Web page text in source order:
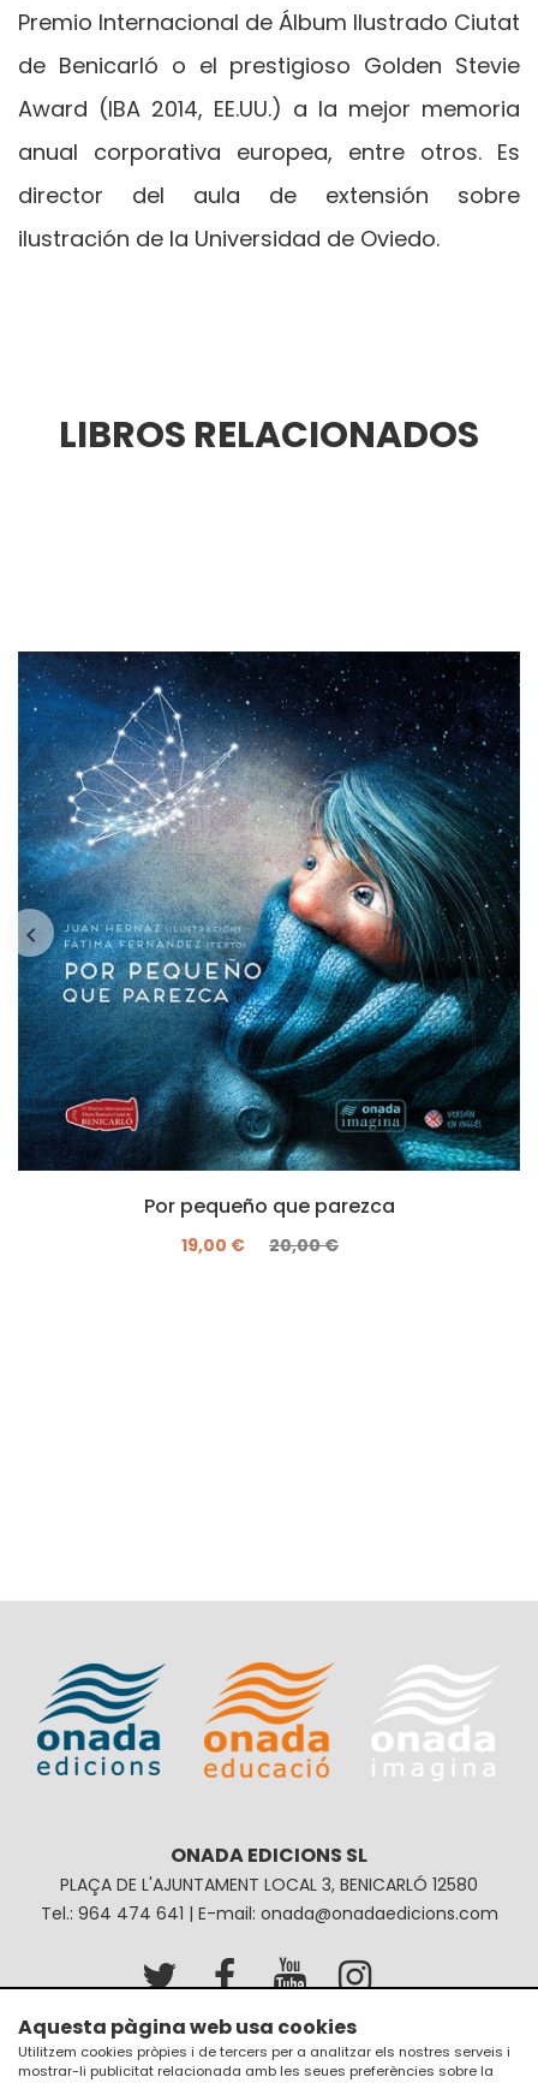
Premio Internacional de Álbum Ilustrado Ciutat
de Benicarló o el prestigioso Golden Stevie
Award (IBA 2014, EE.UU.) a la mejor memoria
anual corporativa europea, entre otros. Es
director del aula de extensión sobre
ilustración de la Universidad de Oviedo.
LIBROS RELACIONADOS
Por pequeño que parezca
19,00 € 20,00 €
ONADA EDICIONS SL
PLAÇA DE L'AJUNTAMENT LOCAL 3, BENICARLÓ 12580
Tel.: 964 474 641 | E-mail: onada@onadaedicions.com
Avís legal
Política de privacitat
Aquesta pàgina web usa cookies
Utilitzem cookies pròpies i de tercers per a analitzar els nostres serveis i
mostrar-li publicitat relacionada amb les seues preferències sobre la